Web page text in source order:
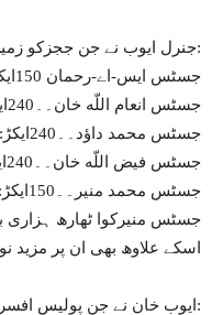
جنرل ایوب نے جن ججزکو زمین الاٹ کی گئ:
1:جسٹس ایس-اے-رحمان 150ایکڑ
2:جسٹس انعام اللّه خان۔۔240ایکڑ
3:جسٹس محمد داؤد۔۔240ایکڑ
4:جسٹس فیض اللّه خان۔۔240ایکڑ
5:جسٹس محمد منیر۔۔150ایکڑ
جسٹس منیرکوا ٹھارھ ہزاری
اسکے علاوھ بهى ان پر مزيد
ایوب خان نے جن پولیس افسران میں زمینیں تقسیم کیں: